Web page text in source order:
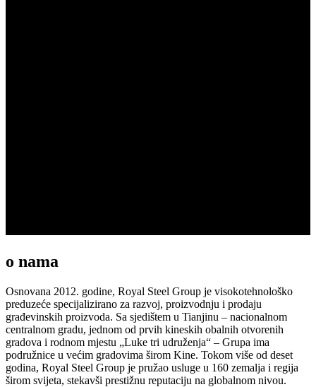
o nama
Osnovana 2012. godine, Royal Steel Group je visokotehnološko
preduzeće specijalizirano za razvoj, proizvodnju i prodaju
građevinskih proizvoda. Sa sjedištem u Tianjinu – nacionalnom
centralnom gradu, jednom od prvih kineskih obalnih otvorenih
gradova i rodnom mjestu „Luke tri udruženja“ – Grupa ima
podružnice u većim gradovima širom Kine. Tokom više od deset
godina, Royal Steel Group je pružao usluge u 160 zemalja i regija
širom svijeta, stekavši prestižnu reputaciju na globalnom nivou.